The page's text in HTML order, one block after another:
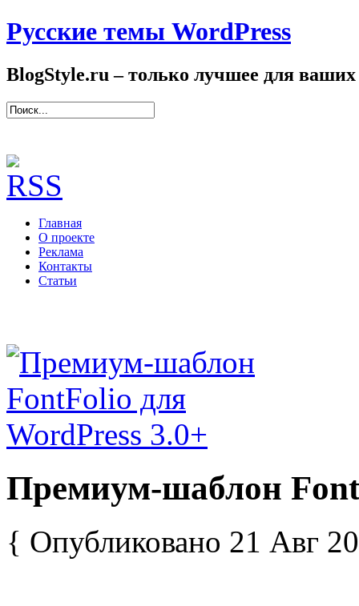
Русские темы WordPress
BlogStyle.ru – только лучшее для ваших
Главная
О проекте
Реклама
Контакты
Статьи
Премиум-шаблон
{ Опубликовано 21 Авг